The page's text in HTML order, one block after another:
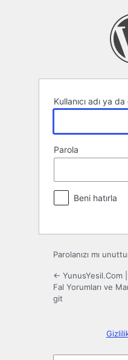
Kullanıcı adı ya
Parola
Beni hatırla
Parolanızı mı
← YunusYesil.Com
Fal Yorumları ve
git